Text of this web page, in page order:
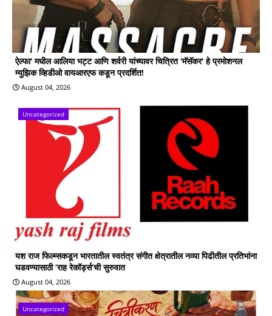
ऐल्फा' मधील आलिया भट्ट आणि शर्वरी यांच्यावर चित्रित 'मॅसॅकर' हे प्रमोशनल
म्युझिक व्हिडीओ वायआरएफ कडून प्रदर्शित!
August 04, 2026
Uncategorized
यश राज फिल्म्सकडून भारतातील स्वतंत्र संगीत क्षेत्रातील नव्या पिढीतील प्रतिभांना
घडवण्यासाठी ‘राह रेकॉर्ड्स’ची सुरुवात
August 04, 2026
Uncategorized